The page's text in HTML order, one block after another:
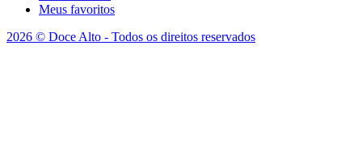
Meus favoritos
2026 © Doce Alto - Todos os direitos reservados